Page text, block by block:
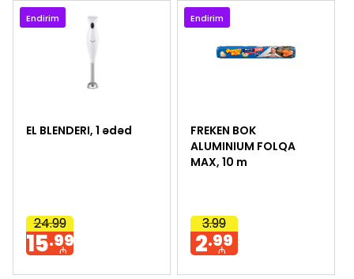
Endirim
EL BLENDERI, 1 ədəd
24.99
15.99
₼
Endirim
FREKEN BOK
ALUMINIUM FOLQA
MAX, 10 m
3.99
2.99
₼